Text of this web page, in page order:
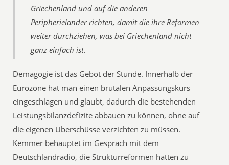
Griechenland und auf die anderen
Peripherieländer richten, damit die ihre Reformen
weiter durchziehen, was bei Griechenland nicht
ganz einfach ist.
Demagogie ist das Gebot der Stunde. Innerhalb der
Eurozone hat man einen brutalen Anpassungskurs
eingeschlagen und glaubt, dadurch die bestehenden
Leistungsbilanzdefizite abbauen zu können, ohne auf
die eigenen Überschüsse verzichten zu müssen.
Kemmer behauptet im Gespräch mit dem
Deutschlandradio, die Strukturreformen hätten zu